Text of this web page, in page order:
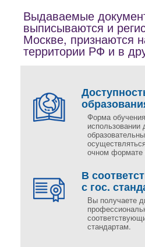
Выдаваемые
выписываются и
Москве, признаются
территории РФ и в
Форма
использовании
очном формате
В
с гос.
Вы получаете
стандартам.